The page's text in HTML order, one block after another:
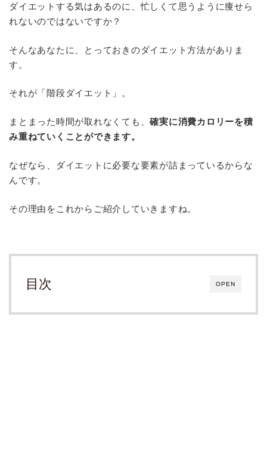
ダイエットする気はあるのに、忙しくて思うように痩せら
れないのではないですか？
そんなあなたに、とっておきのダイエット方法がありま
す。
それが「階段ダイエット」。
まとまった時間が取れなくても、確実に消費カロリーを積
み重ねていくことができます。
なぜなら、ダイエットに必要な要素が詰まっているからな
んです。
その理由をこれからご紹介していきますね。
OPEN
目次